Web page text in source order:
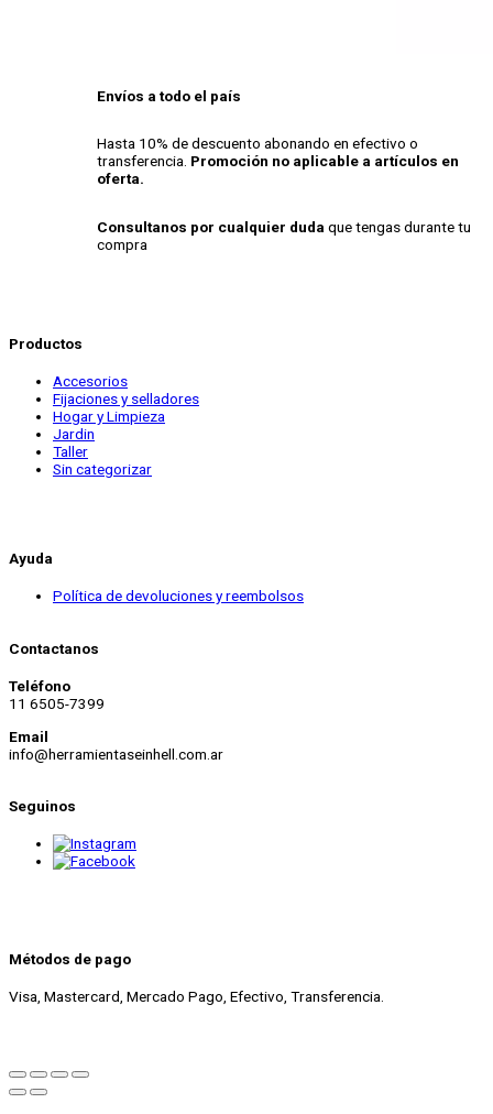
Envíos a todo el país
Hasta 10% de descuento abonando en efectivo o
transferencia. Promoción no aplicable a artículos en
oferta.
Consultanos por cualquier duda que tengas durante tu
compra
Productos
Accesorios
Fijaciones y selladores
Hogar y Limpieza
Jardin
Taller
Sin categorizar
Ayuda
Política de devoluciones y reembolsos
Contactanos
Teléfono
11 6505-7399
Email
info@herramientaseinhell.com.ar
Seguinos
Métodos de pago
Visa, Mastercard, Mercado Pago, Efectivo, Transferencia.